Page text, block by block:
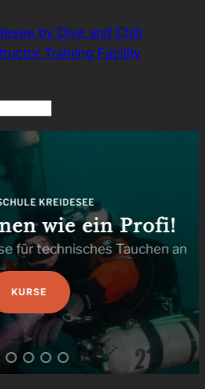
by Dive and Chill
Training Facility
KREIDESEE
wie ein Profi!
für technisches Tauchen an
KURSE